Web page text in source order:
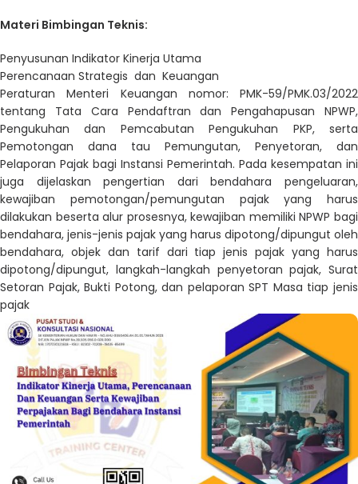
Materi Bimbingan Teknis:
Penyusunan Indikator Kinerja Utama
Perencanaan Strategis dan Keuangan
Peraturan Menteri Keuangan nomor: PMK-59/PMK.03/2022
tentang Tata Cara Pendaftran dan Pengahapusan NPWP,
Pengukuhan dan Pemcabutan Pengukuhan PKP, serta
Pemotongan dana tau Pemungutan, Penyetoran, dan
Pelaporan Pajak bagi Instansi Pemerintah. Pada kesempatan ini
juga dijelaskan pengertian dari bendahara pengeluaran,
kewajiban pemotongan/pemungutan pajak yang harus
dilakukan beserta alur prosesnya, kewajiban memiliki NPWP bagi
bendahara, jenis-jenis pajak yang harus dipotong/dipungut oleh
bendahara, objek dan tarif dari tiap jenis pajak yang harus
dipotong/dipungut, langkah-langkah penyetoran pajak, Surat
Setoran Pajak, Bukti Potong, dan pelaporan SPT Masa tiap jenis
pajak